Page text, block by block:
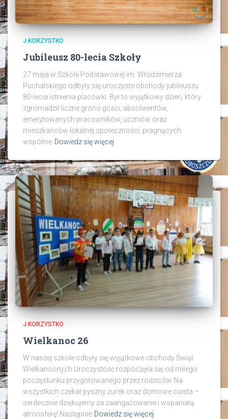
J.KORZYSTKO
Jubileusz 80-lecia Szkoły
27 maja w Szkole Podstawowej im. Włodzimierza
Puchalskiego odbyły się uroczyste obchody jubileuszu
80-lecia istnienia placówki. Był to wyjątkowy dzień, który
zgromadził liczne grono gości, absolwentów,
emerytowanych pracowników, uczniów oraz
mieszkańców lokalnej społeczności, pragnących
wspólnie Dowiedz się więcej
J.KORZYSTKO
Wielkanoc 26
W naszej szkole odbyły się wyjątkowe obchody Świąt
Wielkanocnych Uroczystość rozpoczęła się od miłego
poczęstunku przygotowanego przez rodziców Na
wszystkich czekał pyszny żurek oraz domowe ciasta –
serdecznie dziękujemy za zaangażowanie i wspaniałą
atmosferę! Następnie Dowiedz się więcej